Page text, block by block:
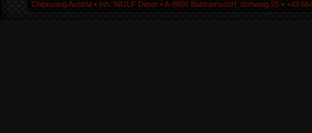
Chiptuning Austria ▪ Inh. WOLF Dieter ▪ A-9805 Baldramsdorf, Schwaig 25 ▪ +43